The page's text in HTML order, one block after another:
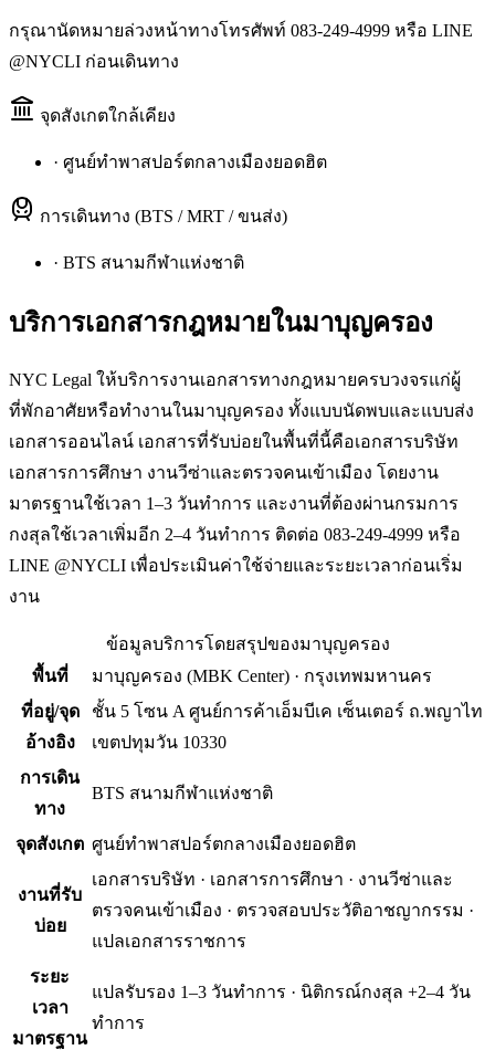
กรุณานัดหมายล่วงหน้าทางโทรศัพท์ 083-249-4999 หรือ LINE
@NYCLI ก่อนเดินทาง
จุดสังเกตใกล้เคียง
· ศูนย์ทำพาสปอร์ตกลางเมืองยอดฮิต
การเดินทาง (BTS / MRT / ขนส่ง)
· BTS สนามกีฬาแห่งชาติ
บริการเอกสารกฎหมายในมาบุญครอง
NYC Legal ให้บริการงานเอกสารทางกฎหมายครบวงจรแก่ผู้
ที่พักอาศัยหรือทำงานในมาบุญครอง ทั้งแบบนัดพบและแบบส่ง
เอกสารออนไลน์ เอกสารที่รับบ่อยในพื้นที่นี้คือเอกสารบริษัท
เอกสารการศึกษา งานวีซ่าและตรวจคนเข้าเมือง โดยงาน
มาตรฐานใช้เวลา 1–3 วันทำการ และงานที่ต้องผ่านกรมการ
กงสุลใช้เวลาเพิ่มอีก 2–4 วันทำการ ติดต่อ 083-249-4999 หรือ
LINE @NYCLI เพื่อประเมินค่าใช้จ่ายและระยะเวลาก่อนเริ่ม
งาน
ข้อมูลบริการโดยสรุปของมาบุญครอง
พื้นที่
มาบุญครอง (MBK Center) · กรุงเทพมหานคร
ที่อยู่/จุด
อ้างอิง
ชั้น 5 โซน A ศูนย์การค้าเอ็มบีเค เซ็นเตอร์ ถ.พญาไท
เขตปทุมวัน 10330
การเดิน
ทาง
BTS สนามกีฬาแห่งชาติ
จุดสังเกต ศูนย์ทำพาสปอร์ตกลางเมืองยอดฮิต
งานที่รับ
บ่อย
เอกสารบริษัท · เอกสารการศึกษา · งานวีซ่าและ
ตรวจคนเข้าเมือง · ตรวจสอบประวัติอาชญากรรม ·
แปลเอกสารราชการ
ระยะ
เวลา
มาตรฐาน
แปลรับรอง 1–3 วันทำการ · นิติกรณ์กงสุล +2–4 วัน
ทำการ